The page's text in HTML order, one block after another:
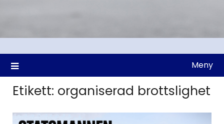
Meny
Etikett: organiserad brottslighet